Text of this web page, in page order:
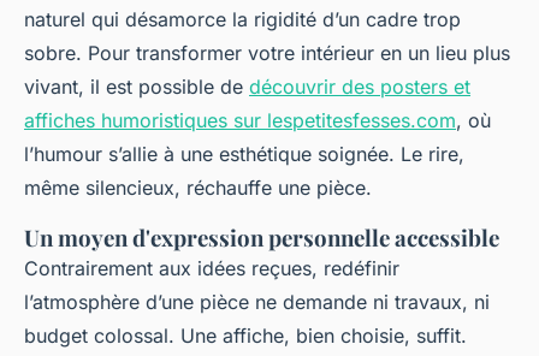
naturel qui désamorce la rigidité d’un cadre trop
sobre. Pour transformer votre intérieur en un lieu plus
vivant, il est possible de découvrir des posters et
affiches humoristiques sur lespetitesfesses.com, où
l’humour s’allie à une esthétique soignée. Le rire,
même silencieux, réchauffe une pièce.
Un moyen d'expression personnelle accessible
Contrairement aux idées reçues, redéfinir
l’atmosphère d’une pièce ne demande ni travaux, ni
budget colossal. Une affiche, bien choisie, suffit.